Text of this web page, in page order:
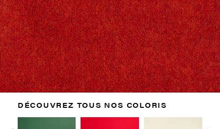
DÉCOUVREZ TOUS NOS COLORIS